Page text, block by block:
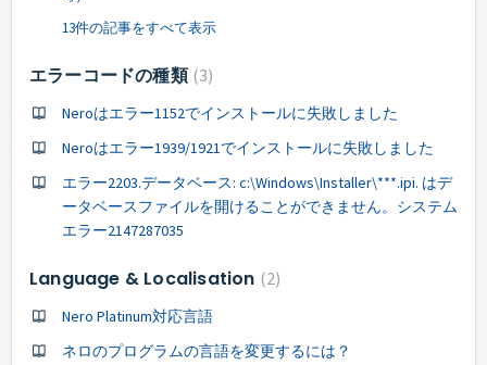
13件の記事をすべて表示
エラーコードの種類 3
Neroはエラー1152でインストールに失敗しました
Neroはエラー1939/1921でインストールに失敗しました
エラー2203.データベース: c:\Windows\Installer\***.ipi. はデ
ータベースファイルを開けることができません。システム
エラー2147287035
Language & Localisation 2
Nero Platinum対応言語
ネロのプログラムの言語を変更するには？